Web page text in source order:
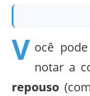
V ocê
notar a
repouso